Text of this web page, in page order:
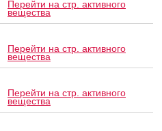
Перейти на стр. активного
вещества
Перейти на стр. активного
вещества
Перейти на стр. активного
вещества